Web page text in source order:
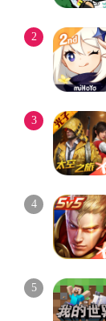
2
3
4
5